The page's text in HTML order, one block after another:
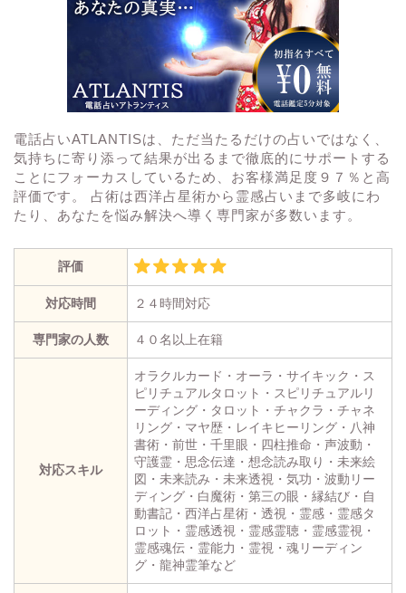
電話占いATLANTISは、ただ当たるだけの占いではなく、
気持ちに寄り添って結果が出るまで徹底的にサポートする
ことにフォーカスしているため、お客様満足度９７％と高
評価です。 占術は西洋占星術から霊感占いまで多岐にわ
たり、あなたを悩み解決へ導く専門家が多数います。
評価
対応時間 ２４時間対応
専門家の人数 ４０名以上在籍
対応スキル
オラクルカード・オーラ・サイキック・ス
ピリチュアルタロット・スピリチュアルリ
ーディング・タロット・チャクラ・チャネ
リング・マヤ歴・レイキヒーリング・八神
書術・前世・千里眼・四柱推命・声波動・
守護霊・思念伝達・想念読み取り・未来絵
図・未来読み・未来透視・気功・波動リー
ディング・白魔術・第三の眼・縁結び・自
動書記・西洋占星術・透視・霊感・霊感タ
ロット・霊感透視・霊感霊聴・霊感霊視・
霊感魂伝・霊能力・霊視・魂リーディン
グ・龍神霊筆など